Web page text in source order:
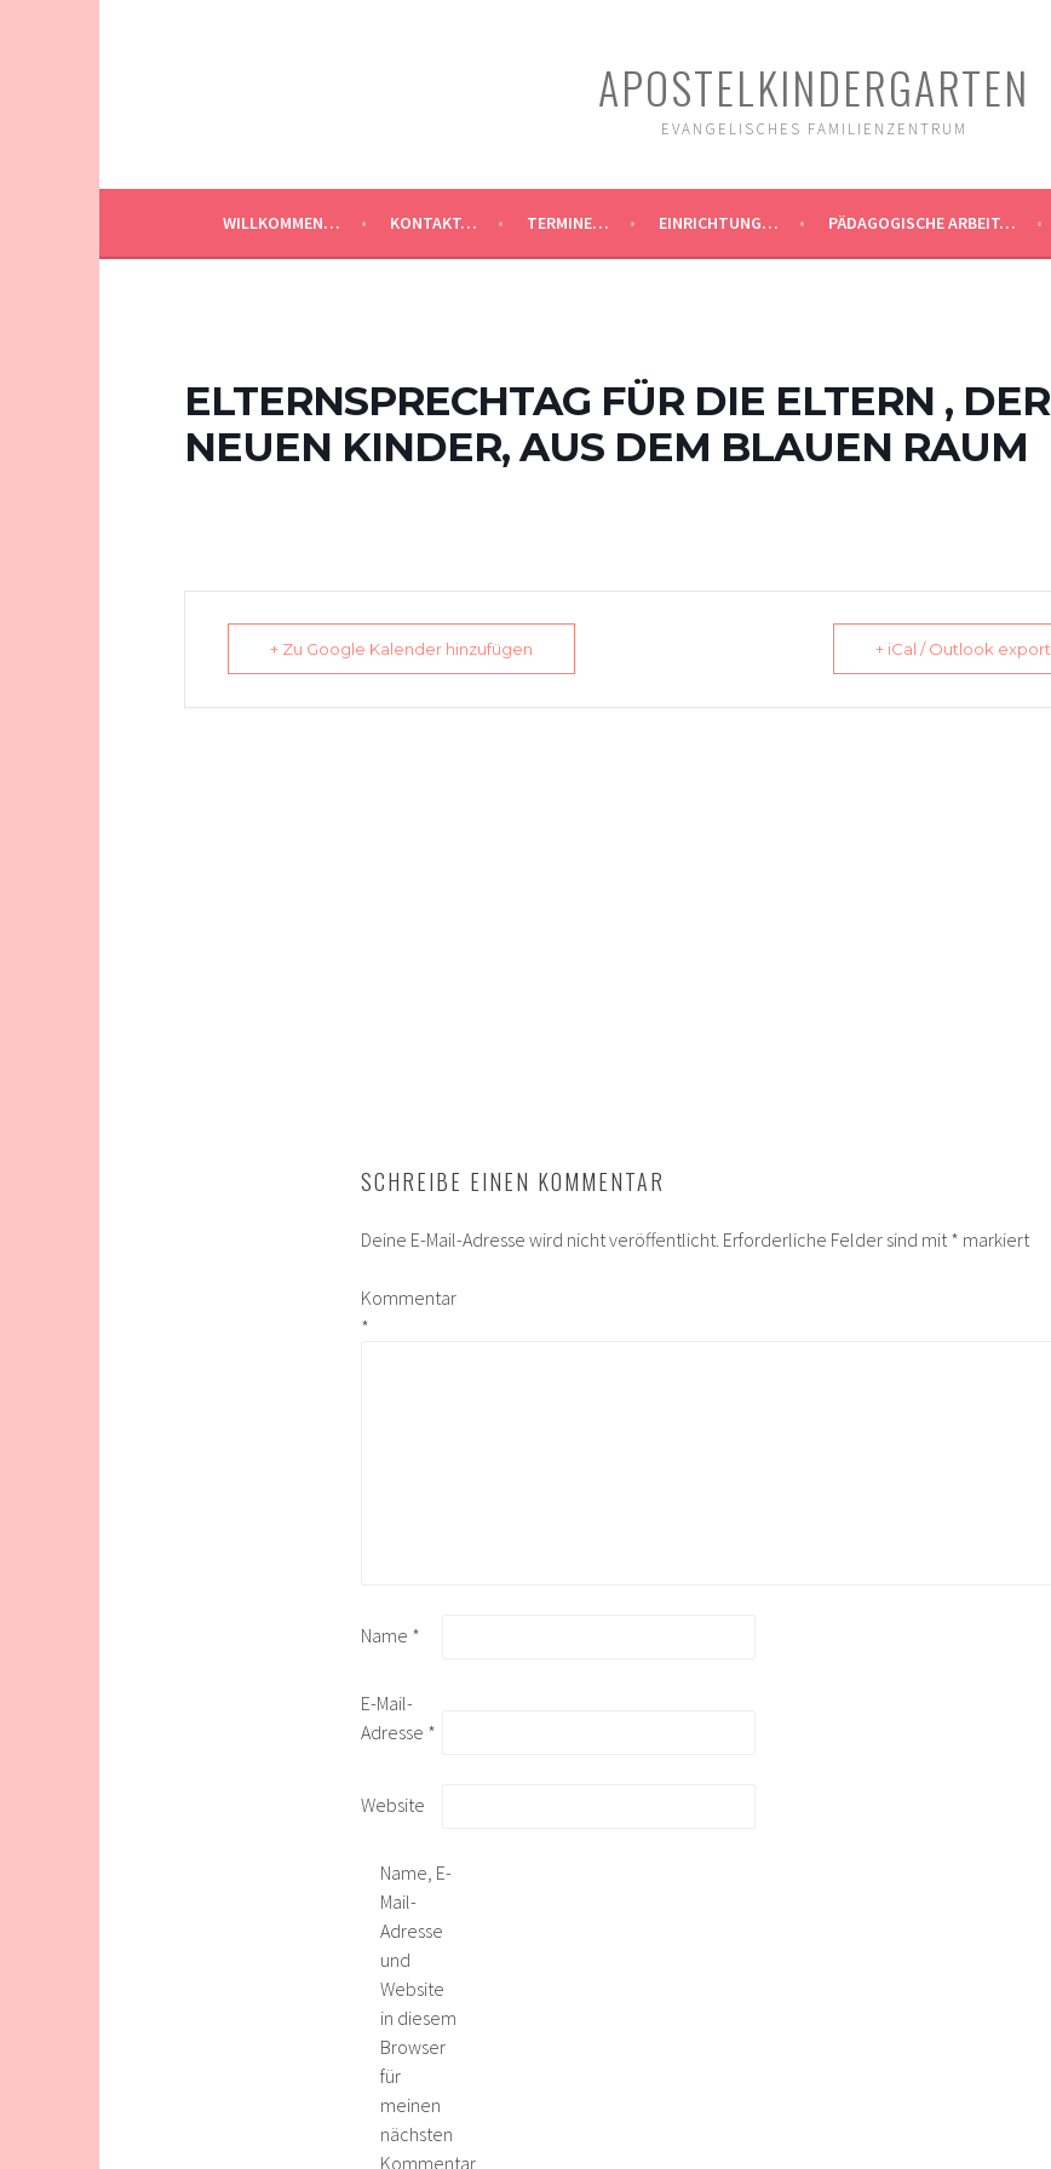
APOSTELKINDERGARTEN
EVANGELISCHES FAMILIENZENTRUM
WILLKOMMEN… KONTAKT… TERMINE… EINRICHTUNG… PÄDAGOGISCHE ARBEIT…
ELTERNSPRECHTAG FÜR DIE ELTERN , DER
NEUEN KINDER, AUS DEM BLAUEN RAUM
+ Zu Google Kalender hinzufügen + iCal / Outlook export
SCHREIBE EINEN KOMMENTAR
Deine E-Mail-Adresse wird nicht veröffentlicht. Erforderliche Felder sind mit * markiert
Kommentar
*
Name *
E-Mail-
Adresse *
Website
Name, E-
Mail-
Adresse
und
Website
in diesem
Browser
für
meinen
nächsten
Kommentar